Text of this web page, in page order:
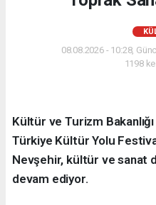
08.08.2026 - 10:28,
1198
Kültür ve Turizm
Türkiye Kültür Yolu
Nevşehir, kültür ve sanat
devam ediyor.